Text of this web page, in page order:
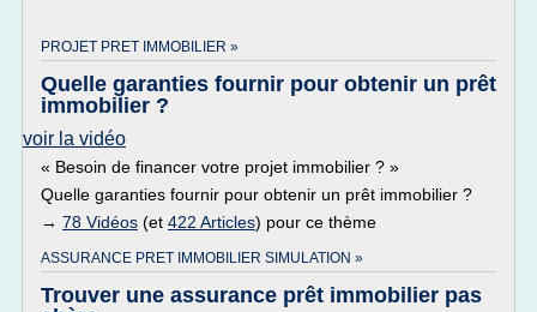
PROJET PRET IMMOBILIER »
Quelle garanties fournir pour obtenir un prêt
immobilier ?
voir la vidéo
« Besoin de financer votre projet immobilier ? »
Quelle garanties fournir pour obtenir un prêt immobilier ?
→ 78 Vidéos (et 422 Articles) pour ce thème
ASSURANCE PRET IMMOBILIER SIMULATION »
Trouver une assurance prêt immobilier pas